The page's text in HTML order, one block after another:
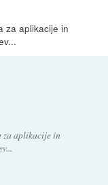
za aplikacije in
za aplikacije in